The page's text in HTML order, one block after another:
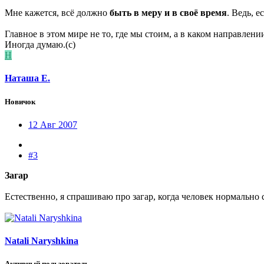
Мне кажется, всё должно быть в меру и в своё время. Ведь,
Главное в этом мире не то, где мы стоим, а в каком
Иногда думаю.(с)
Н
Наташа Е.
Новичок
12 Авг 2007
#3
Загар
Естественно, я спрашиваю про загар, когда человек
Natali Naryshkina